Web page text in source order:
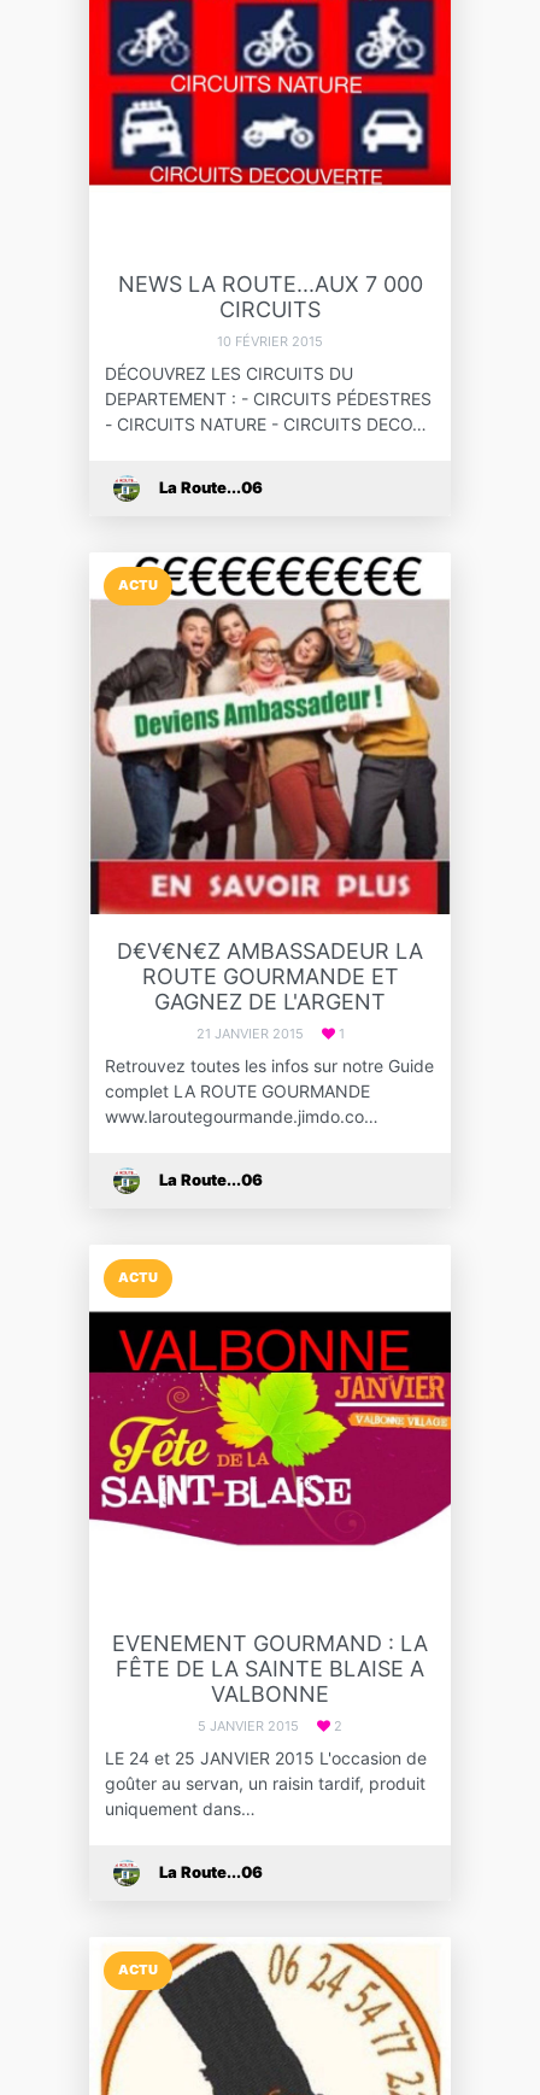
NEWS LA ROUTE...AUX 7 000
CIRCUITS
10 FÉVRIER 2015
DÉCOUVREZ LES CIRCUITS DU
DEPARTEMENT : - CIRCUITS PÉDESTRES
- CIRCUITS NATURE - CIRCUITS DECO…
La Route...06
ACTU
D€V€N€Z AMBASSADEUR LA
ROUTE GOURMANDE ET
GAGNEZ DE L'ARGENT
21 JANVIER 2015 1
Retrouvez toutes les infos sur notre Guide
complet LA ROUTE GOURMANDE
www.laroutegourmande.jimdo.co…
La Route...06
ACTU
EVENEMENT GOURMAND : LA
FÊTE DE LA SAINTE BLAISE A
VALBONNE
5 JANVIER 2015 2
LE 24 et 25 JANVIER 2015 L'occasion de
goûter au servan, un raisin tardif, produit
uniquement dans…
La Route...06
ACTU